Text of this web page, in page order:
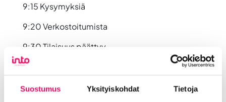
Suostumus Yksityiskohdat Tietoja
9:15 Kysymyksiä
9:20 Verkostoitumista
9:30 Tilaisuus päättyy
Kuvauspiste